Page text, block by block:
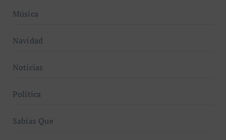
Música
Navidad
Noticias
Política
Sabías Que